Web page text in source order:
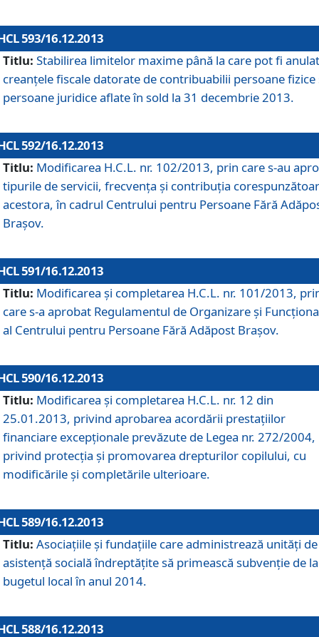
593/16.12.2013
Titlu: Stabilirea limitelor maxime până la care pot fi
creanţele fiscale datorate de contribuabilii persoane fizice
persoane juridice aflate în sold la 31 decembrie 2013.
592/16.12.2013
Titlu: Modificarea H.C.L. nr. 102/2013, prin care s-au
tipurile de servicii, frecvenţa şi contribuţia
acestora, în cadrul Centrului pentru Persoane Fără
Braşov.
591/16.12.2013
Titlu: Modificarea şi completarea H.C.L. nr. 101/2013,
care s-a aprobat Regulamentul de Organizare şi
al Centrului pentru Persoane Fără Adăpost Braşov.
590/16.12.2013
Titlu: Modificarea şi completarea H.C.L. nr. 12 din
25.01.2013, privind aprobarea acordării prestaţiilor
financiare excepţionale prevăzute de Legea nr. 272/2004,
privind protecţia şi promovarea drepturilor copilului, cu
modificările şi completările ulterioare.
589/16.12.2013
Titlu: Asociaţiile şi fundaţiile care administrează unităţi de
asistenţă socială îndreptăţite să primească subvenţie de la
bugetul local în anul 2014.
588/16.12.2013